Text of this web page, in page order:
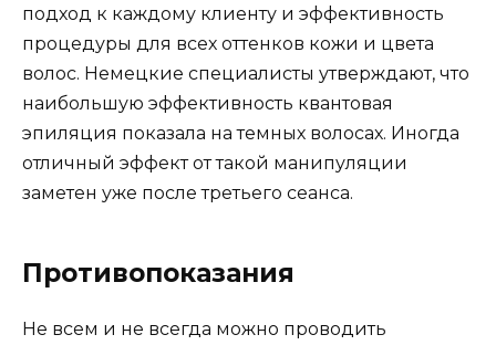
подход к каждому клиенту и эффективность
процедуры для всех оттенков кожи и цвета
волос. Немецкие специалисты утверждают, что
наибольшую эффективность квантовая
эпиляция показала на темных волосах. Иногда
отличный эффект от такой манипуляции
заметен уже после третьего сеанса.
Противопоказания
Не всем и не всегда можно проводить